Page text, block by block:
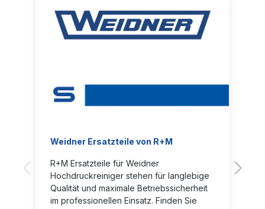
Weidner Ersatzteile von R+M
R+M Ersatzteile für Weidner
Hochdruckreiniger stehen für langlebige
Qualität und maximale Betriebssicherheit
im professionellen Einsatz. Finden Sie